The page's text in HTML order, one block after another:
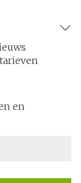
en